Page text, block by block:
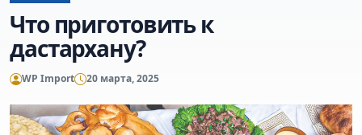
Что приготовить к
дастархану?
WP Import 20 марта, 2025